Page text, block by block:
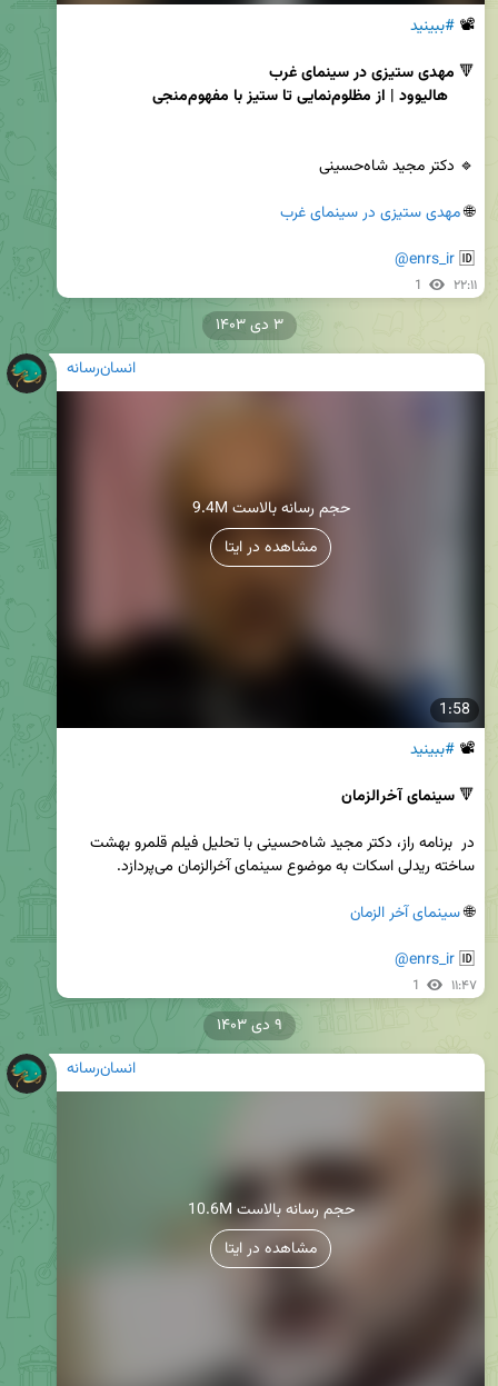
📽 #ببینید
🔻
🌐 مهدی ستیزی در سینمای غرب
🆔
@enrs_ir
1 ۲۲:۱۱
انسان‌رسانه
1:58
9.4M حجم رسانه بالاست
مشاهده در ایتا
📽 #ببینید
🔻 سینمای آخر‌الزمان
🌐 سینمای آخر الزمان
🆔
@enrs_ir
1 ۱۱:۴۷
۳ دی ۱۴۰۳
انسان‌رسانه
10.6M حجم رسانه بالاست
مشاهده در ایتا
۹ دی ۱۴۰۳